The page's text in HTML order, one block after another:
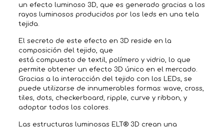
un efecto luminoso 3D, que es generado gracias a los
rayos luminosos producidos por los leds en una tela
tejida.
El secreto de este efecto en 3D reside en la
composición del tejido, que
está compuesto de textil, polímero y vidrio, lo que
permite obtener un efecto 3D único en el mercado.
Gracias a la interacción del tejido con los LEDs, se
puede utilizarse de innumerables formas: wave, cross,
tiles, dots, checkerboard, ripple, curve y ribbon, y
adoptar todos los colores.
Las estructuras luminosas ELT® 3D crean una